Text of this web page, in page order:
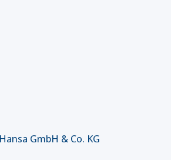
GmbH & Co. KG